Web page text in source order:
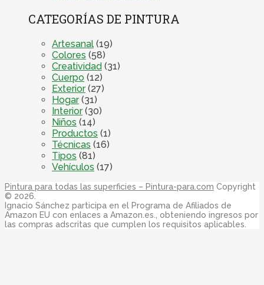
CATEGORÍAS DE PINTURA
Artesanal (19)
Colores (58)
Creatividad (31)
Cuerpo (12)
Exterior(27)
Hogar(31)
Interior(30)
Niños (14)
Productos (1)
Técnicas (16)
Tipos (81)
Vehículos (17)
Pintura para todas las superficies – Pintura-para.com Copyright
© 2026.
Ignacio Sánchez participa en el Programa de Afiliados de
Amazon EU con enlaces a Amazon.es., obteniendo ingresos por
las compras adscritas que cumplen los requisitos aplicables.